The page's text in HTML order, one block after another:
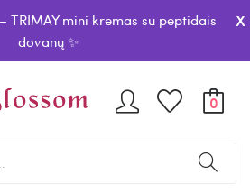
TRIMAY mini kremas su peptidais
dovanų ✨
x
0